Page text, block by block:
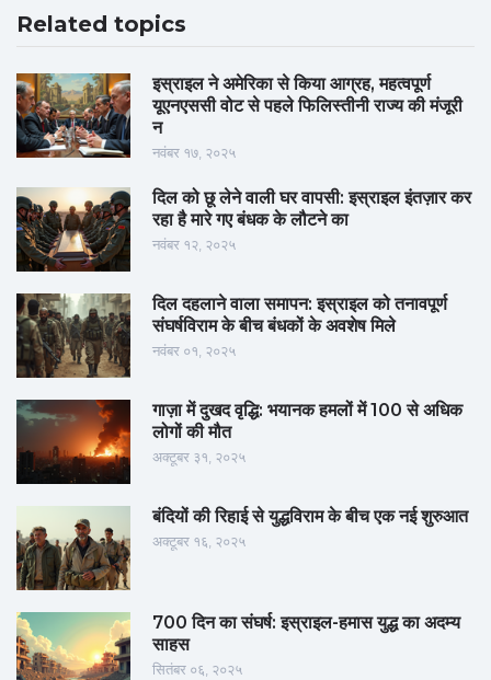
Related topics
इस्राइल ने अमेरिका से किया आग्रह, महत्वपूर्ण
यूएनएससी वोट से पहले फिलिस्तीनी राज्य की मंजूरी
न
नवंबर १७, २०२५
दिल को छू लेने वाली घर वापसी: इस्राइल इंतज़ार कर
रहा है मारे गए बंधक के लौटने का
नवंबर १२, २०२५
दिल दहलाने वाला समापन: इस्राइल को तनावपूर्ण
संघर्षविराम के बीच बंधकों के अवशेष मिले
नवंबर ०१, २०२५
गाज़ा में दुखद वृद्धि: भयानक हमलों में 100 से अधिक
लोगों की मौत
अक्टूबर ३१, २०२५
बंदियों की रिहाई से युद्धविराम के बीच एक नई शुरुआत
अक्टूबर १६, २०२५
700 दिन का संघर्ष: इस्राइल-हमास युद्ध का अदम्य
साहस
सितंबर ०६, २०२५